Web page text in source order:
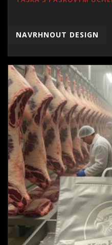
NAVRHNOUT DESIGN